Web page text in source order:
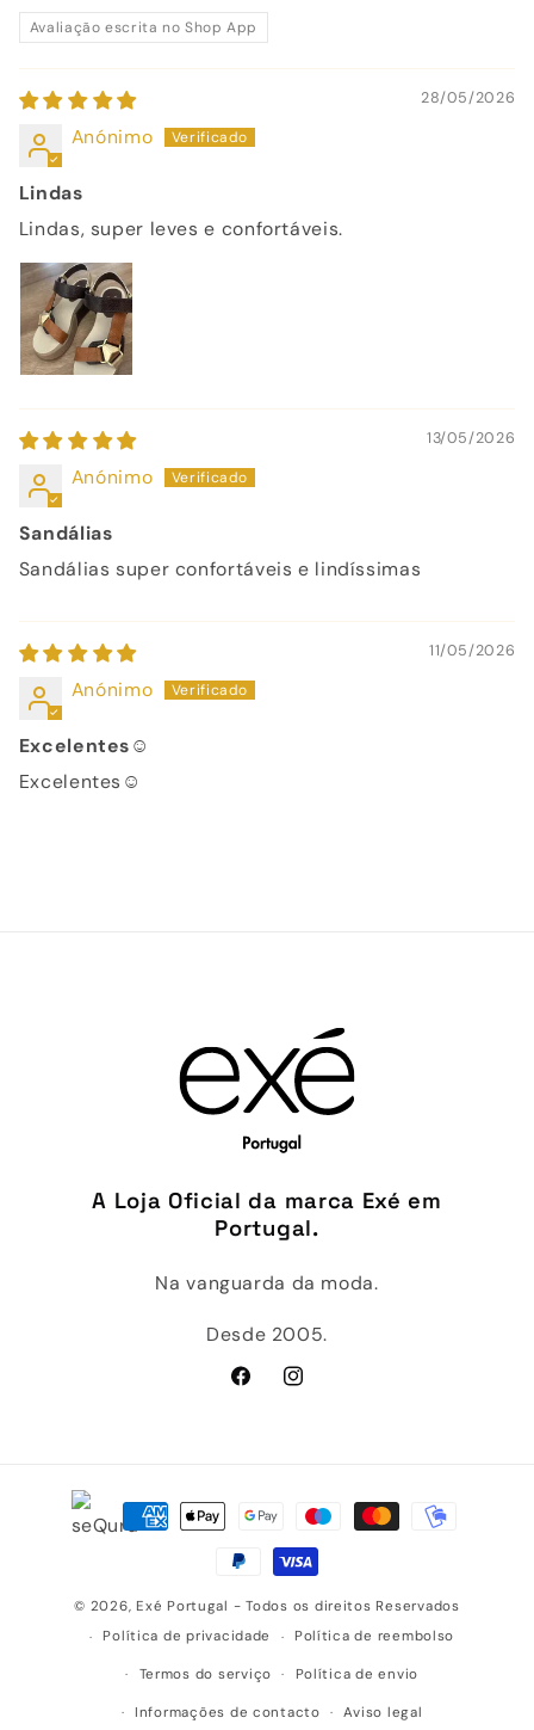
Avaliação escrita no Shop App
28/05/2026
Anónimo
Lindas
Lindas, super leves e confortáveis.
13/05/2026
Anónimo
Sandálias
Sandálias super confortáveis e lindíssimas
11/05/2026
Anónimo
Excelentes☺️
Excelentes☺️
A Loja Oficial da marca Exé em
Portugal.
Na vanguarda da moda.
Desde 2005.
FacebookInstagram
Métodos
© 2026, Exé Portugal - Todos os direitos Reservados
Política de privacidade
Política de reembolso
Termos do serviço Política de envio
Informações de contacto Aviso legal